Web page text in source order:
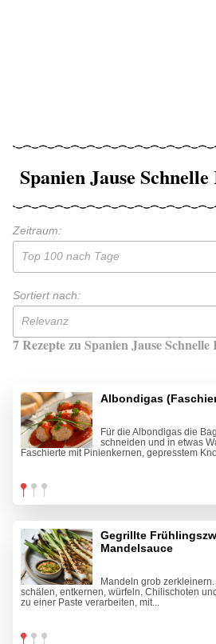
Spanien Jause
Zeitraum:
Top 100 nach Tage
Sortiert nach:
Relevanz
7 Rezepte zu Spanien Jause Schnelle
Albondigas
Für die Albondigas die
schneiden und in etwas
Faschierte mit Pinienkernen, gepresstem
Gegrillte
Mandelsauce
Mandeln grob
schälen, entkernen, würfeln. Chilischoten
zu einer Paste verarbeiten, mit...